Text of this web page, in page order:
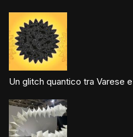
Un glitch quantico tra Varese